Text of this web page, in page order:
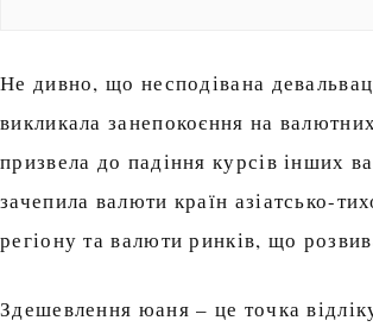
Не дивно, що несподівана
викликала занепокоєння на
призвела до падіння курсів інших
зачепила валюти країн азіатсько-
регіону та валюти ринків, що
Здешевлення юаня – це точка